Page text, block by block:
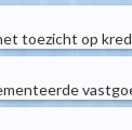
toezicht op